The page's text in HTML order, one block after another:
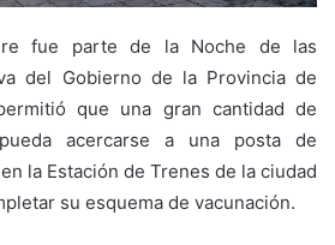
fue parte de la Noche de las
del Gobierno de la Provincia de
que una gran cantidad de
acercarse a una posta de
la Estación de Trenes de la ciudad
su esquema de vacunación.